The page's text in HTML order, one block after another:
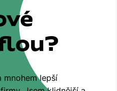
mnohem lepší